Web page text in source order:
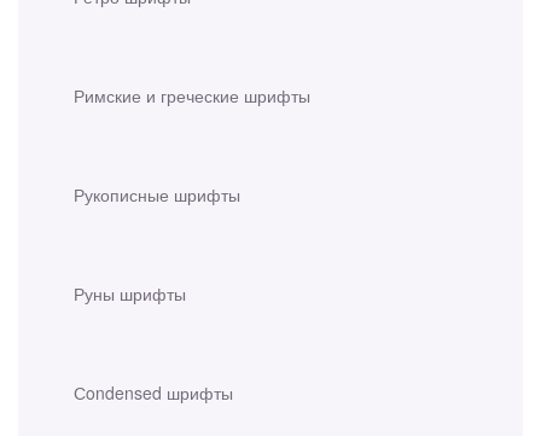
Римские и греческие шрифты
Рукописные шрифты
Руны шрифты
Сondensed шрифты